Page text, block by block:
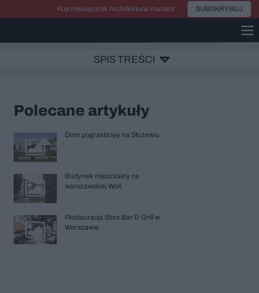
Kup miesięcznik Architektura-murator SUBSKRYBUJ
SPIS TREŚCI
Polecane artykuły
Dom pogrzebowy na Służewiu
Budynek mieszkalny na
warszawskiej Woli
Restauracja Stixx Bar & Grill w
Warszawie